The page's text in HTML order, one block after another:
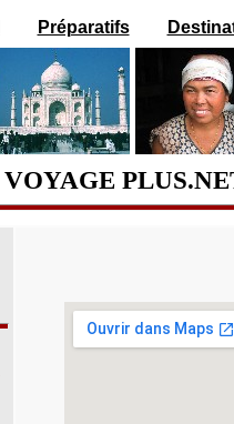
Préparatifs
VOYAGE